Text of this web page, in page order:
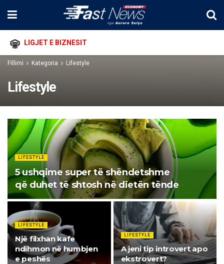
LIGJET E BIZNESIT
Fillimi Kategoria Lifestyle
Lifestyle
LIFESTYLE
5 ushqime super të shëndetshme
që duhet të shtosh në dietën tënde
LIFESTYLE
Një filxhan kafe
ndihmon në humbjen
e peshës
LIFESTYLE
A jeni tip introvert apo
ekstrovert?